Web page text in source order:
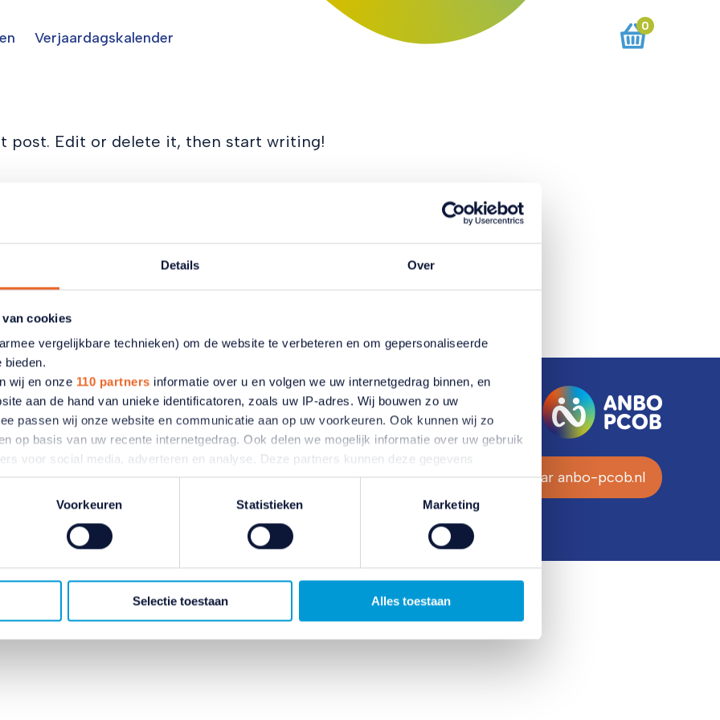
Details Over
cookies
vergelijkbare technieken) om de website te verbeteren en om gepersonaliseerde
bieden.
wij en onze 110 partners informatie over u en volgen we uw internetgedrag binnen, en
aan de hand van unieke identificatoren, zoals uw IP-adres. Wij bouwen zo uw
passen wij onze website en communicatie aan op uw voorkeuren. Ook kunnen wij zo
op basis van uw recente internetgedrag. Ook delen we mogelijk informatie over uw gebruik
voor social media, adverteren en analyse. Deze partners kunnen deze gegevens
die u aan ze heeft verstrekt of die ze hebben verzameld op basis van uw gebruik van
van gedachten? U kunt uw voorkeuren aanpassen of uw toestemming intrekken door te
linksonder.
encookiebeleid
Voorkeuren Statistieken Marketing
Selectie toestaan Alles toestaan
Verjaardagskalender
0
post. Edit or delete it, then start writing!
PCOB
ANBO-PCOB website
vragen
Naar anbo-pcob.nl